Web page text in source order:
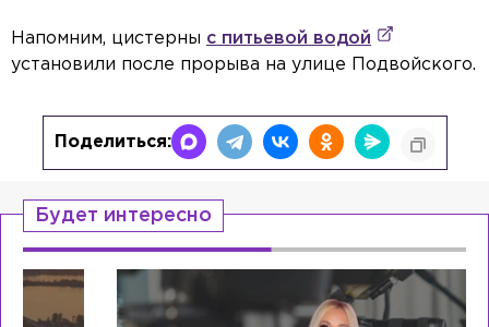
Напомним, цистерны с питьевой водой
установили после прорыва на улице Подвойского.
Поделиться:
Будет интересно